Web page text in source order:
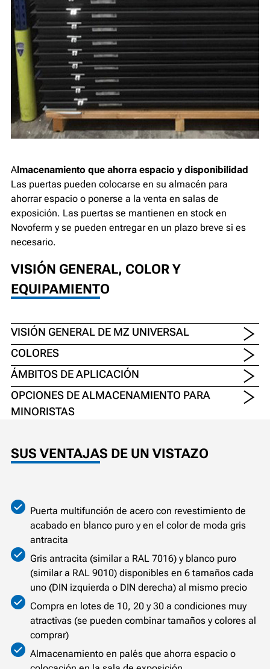
Almacenamiento que ahorra espacio y disponibilidad
Las puertas pueden colocarse en su almacén para
ahorrar espacio o ponerse a la venta en salas de
exposición. Las puertas se mantienen en stock en
Novoferm y se pueden entregar en un plazo breve si es
necesario.
VISIÓN GENERAL, COLOR Y
EQUIPAMIENTO
VISIÓN GENERAL DE MZ UNIVERSAL
COLORES
ÁMBITOS DE APLICACIÓN
OPCIONES DE ALMACENAMIENTO PARA
MINORISTAS
SUS VENTAJAS DE UN VISTAZO
Puerta multifunción de acero con revestimiento de
acabado en blanco puro y en el color de moda gris
antracita
Gris antracita (similar a RAL 7016) y blanco puro
(similar a RAL 9010) disponibles en 6 tamaños cada
uno (DIN izquierda o DIN derecha) al mismo precio
Compra en lotes de 10, 20 y 30 a condiciones muy
atractivas (se pueden combinar tamaños y colores al
comprar)
Almacenamiento en palés que ahorra espacio o